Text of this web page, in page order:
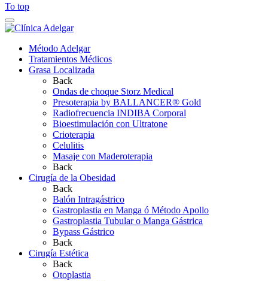
To top
Método Adelgar
Tratamientos Médicos
Grasa Localizada
Back
Ondas de choque Storz Medical
Presoterapia by BALLANCER® Gold
Radiofrecuencia INDIBA Corporal
Bioestimulación con Ultratone
Crioterapia
Celulitis
Masaje con Maderoterapia
Back
Cirugía de la Obesidad
Back
Balón Intragástrico
Gastroplastia en Manga ó Método Apollo
Gastroplastia Tubular o Manga Gástrica
Bypass Gástrico
Back
Cirugía Estética
Back
Otoplastia